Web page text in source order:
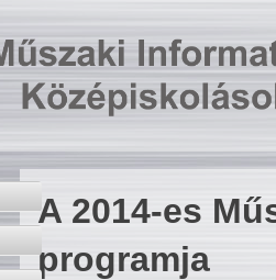
A 2014-es
programja